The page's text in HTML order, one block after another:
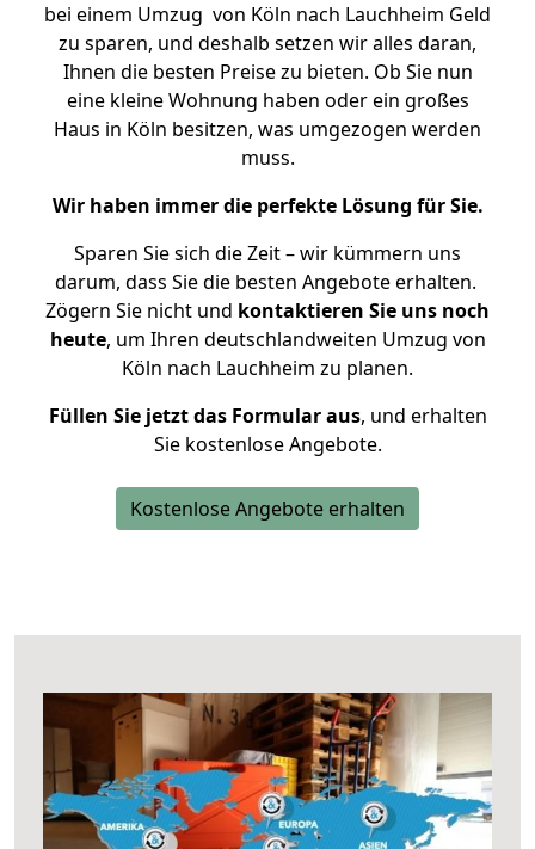
bei einem Umzug von Köln nach Lauchheim Geld
zu sparen, und deshalb setzen wir alles daran,
Ihnen die besten Preise zu bieten. Ob Sie nun
eine kleine Wohnung haben oder ein großes
Haus in Köln besitzen, was umgezogen werden
muss.
Wir haben immer die perfekte Lösung für Sie.
Sparen Sie sich die Zeit – wir kümmern uns
darum, dass Sie die besten Angebote erhalten.
Zögern Sie nicht und kontaktieren Sie uns noch
heute, um Ihren deutschlandweiten Umzug von
Köln nach Lauchheim zu planen.
Füllen Sie jetzt das Formular aus, und erhalten
Sie kostenlose Angebote.
Kostenlose Angebote erhalten